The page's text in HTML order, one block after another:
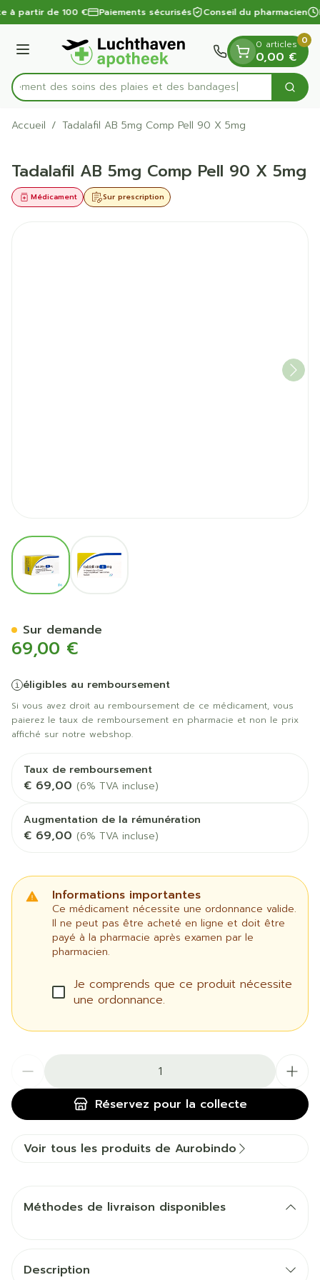
Aller au contenu
1 de 1
à partir de 100 € Paiements sécurisés Conseil du pharmacien
Menu
Rechercherdes soins des plaies et des bandages
0 articles
0,00 €
0
Accueil / Tadalafil AB 5mg Comp Pell 90 X 5mg
Tadalafil AB 5mg Comp Pell 90 X 5mg
Sur prescription
Médicament
View larger image
69,00 €
éligibles au remboursement
Si vous avez droit au remboursement de ce médicament, vous
paierez le taux de remboursement en pharmacie et non le prix
affiché sur notre webshop.
Taux de remboursement
€ 69,00 (6% TVA incluse)
Augmentation de la rémunération
€ 69,00 (6% TVA incluse)
Informations importantes
Ce médicament nécessite une ordonnance valide.
Il ne peut pas être acheté en ligne et doit être
payé à la pharmacie après examen par le
pharmacien.
Je comprends que ce produit nécessite
une ordonnance.
Réservez pour la collecte
Sur demande
Voir tous les produits de Aurobindo
Méthodes de livraison disponibles
Description